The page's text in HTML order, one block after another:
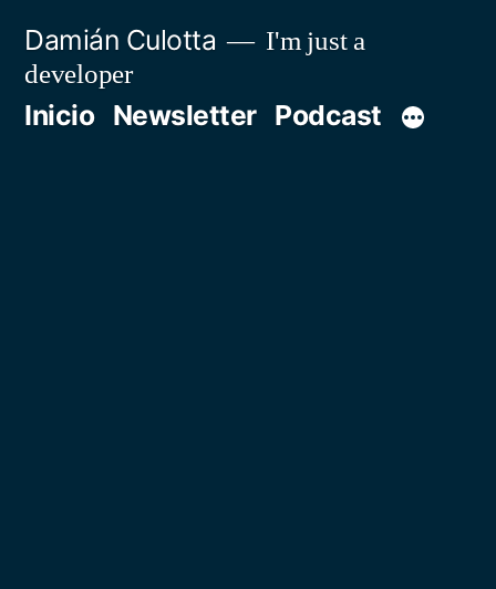
contenido
Damián Culotta
I'm just a
developer
Inicio Newsletter Podcast